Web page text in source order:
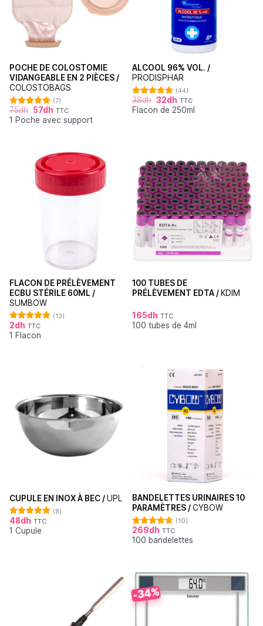
POCHE DE COLOSTOMIE
VIDANGEABLE EN 2 PIÈCES /
COLOSTOBAGS
Note
5.00
sur 5
(7)
75dh 57dh TTC
1 Poche avec support
ALCOOL 96% VOL. /
PRODISPHAR
Note 4.77
sur 5
(44)
38dh 32dh TTC
Flacon de 250ml
FLACON DE PRÉLÈVEMENT
ECBU STÉRILE 60ML /
SUMBOW
Note 4.92
sur 5
(13)
2dh TTC
1 Flacon
100 TUBES DE
PRÉLÈVEMENT EDTA / KDIM
165dh TTC
100 tubes de 4ml
CUPULE EN INOX À BEC /UPL
Note4.88
sur 5
(8)
48dh TTC
1 Cupule
BANDELETTES URINAIRES 10
PARAMÈTRES /CYBOW
Note4.70
sur 5
(10)
269dh TTC
100 bandelettes
-34%